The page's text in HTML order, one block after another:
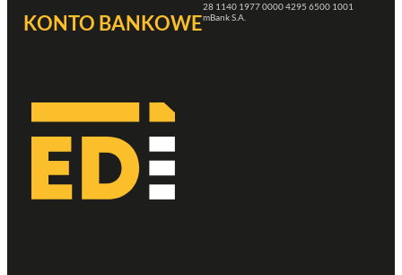
KONTO BANKOWE
28 1140 1977 0000 4295 6500 1001
mBank S.A.